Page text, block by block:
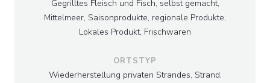
Gegrilltes Fleisch und Fisch, selbst gemacht,
Mittelmeer, Saisonprodukte, regionale Produkte,
Lokales Produkt, Frischwaren
ORTSTYP
Wiederherstellung privaten Strandes, Strand,